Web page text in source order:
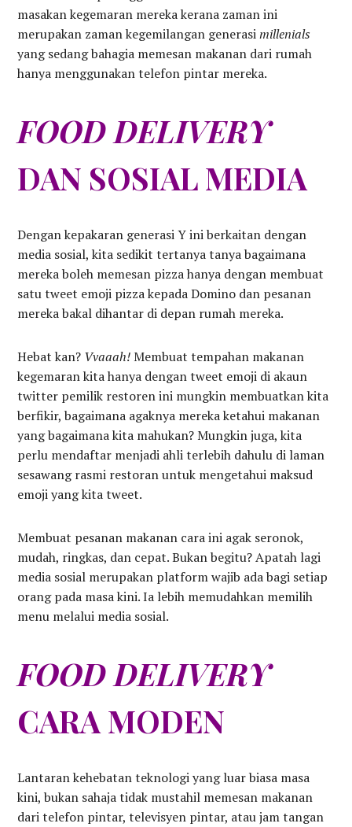
masakan kegemaran mereka kerana zaman ini
merupakan zaman kegemilangan generasimillenials
yang sedang bahagia memesan makanan dari rumah
hanya menggunakan telefon pintar mereka.
FOOD DELIVERY
DAN SOSIAL MEDIA
Dengan kepakaran generasi Y ini berkaitan dengan
media sosial, kita sedikit tertanya tanya bagaimana
mereka boleh memesan pizza hanya dengan membuat
satu tweet emoji pizza kepada Domino dan pesanan
mereka bakal dihantar di depan rumah mereka.
Hebat kan? Vvaaah!Membuat tempahan makanan
kegemaran kita hanya dengan tweet emoji di akaun
twitter pemilik restoren ini mungkin membuatkan kita
berfikir, bagaimana agaknya mereka ketahui makanan
yang bagaimana kita mahukan? Mungkin juga, kita
perlu mendaftar menjadi ahli terlebih dahulu di laman
sesawang rasmi restoran untuk mengetahui maksud
emoji yang kita tweet.
Membuat pesanan makanan cara ini agak seronok,
mudah, ringkas, dan cepat. Bukan begitu? Apatah lagi
media sosial merupakan platform wajib ada bagi setiap
orang pada masa kini. Ia lebih memudahkan memilih
menu melalui media sosial.
FOOD DELIVERY
CARA MODEN
Lantaran kehebatan teknologi yang luar biasa masa
kini, bukan sahaja tidak mustahil memesan makanan
dari telefon pintar, televisyen pintar, atau jam tangan